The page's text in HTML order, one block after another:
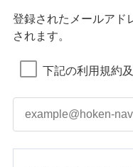
登録されたメールアド
されます。
下記の利用規約